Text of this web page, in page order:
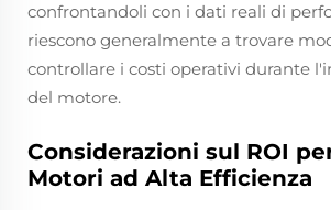
confrontandoli con i dati reali di
riescono generalmente a trovare
controllare i costi operativi durante
del motore.
Considerazioni sul ROI
Motori ad Alta Efficienza